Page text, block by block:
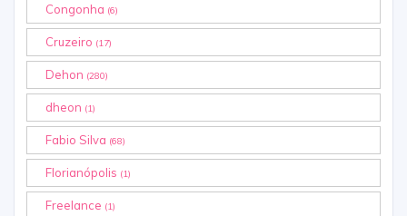
Congonha (6)
Cruzeiro (17)
Dehon (280)
dheon (1)
Fabio Silva (68)
Florianópolis (1)
Freelance (1)